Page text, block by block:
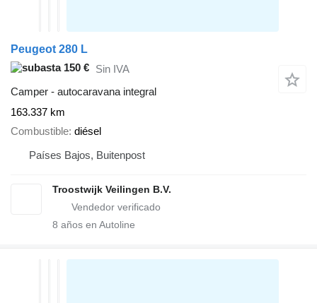
Peugeot 280 L
150 € Sin IVA
Camper - autocaravana integral
163.337 km
Combustible diésel
Países Bajos, Buitenpost
Troostwijk Veilingen B.V.
8 años en Autoline